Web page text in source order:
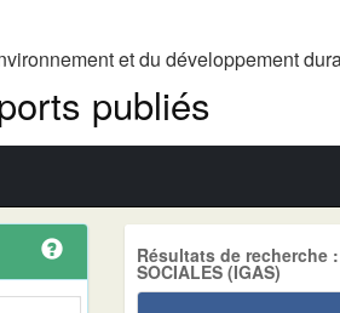
et du développement
publiés
Résultats de recherche
SOCIALES (IGAS)